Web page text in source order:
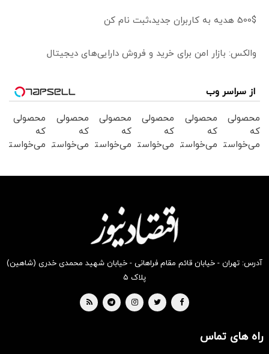
500$ هدیه به کاربران جدید،ثبت نام کن
والکس: بازار امن برای خرید و فروش دارایی‌های دیجیتال
از سراسر وب
محصولی
که
می‌خواستی
محصولی
که
می‌خواستی
محصولی
که
می‌خواستی
بخر !
محصولی
که
می‌خواستی
بخر !
محصولی
که
می‌خواستی
محصولی
که
می‌خواستی
آدرس: تهران - خیابان قائم مقام فراهانی - خیابان شهید محمدی خدری (شاهین)
پلاک ۵
راه های تماس